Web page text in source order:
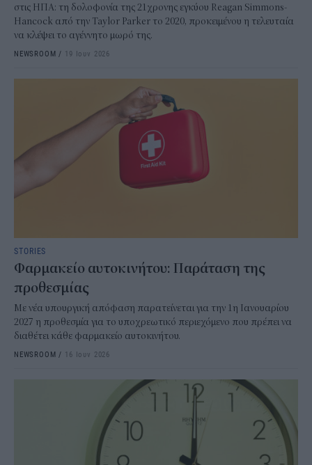
στις ΗΠΑ: τη δολοφονία της 21χρονης εγκύου Reagan Simmons-
Hancock από την Taylor Parker το 2020, προκειμένου η τελευταία
να κλέψει το αγέννητο μωρό της.
NEWSROOM / 19 Ιουν 2026
STORIES
Φαρμακείο αυτοκινήτου: Παράταση της
προθεσμίας
Με νέα υπουργική απόφαση παρατείνεται για την 1η Ιανουαρίου
2027 η προθεσμία για το υποχρεωτικό περιεχόμενο που πρέπει να
διαθέτει κάθε φαρμακείο αυτοκινήτου.
NEWSROOM / 16 Ιουν 2026